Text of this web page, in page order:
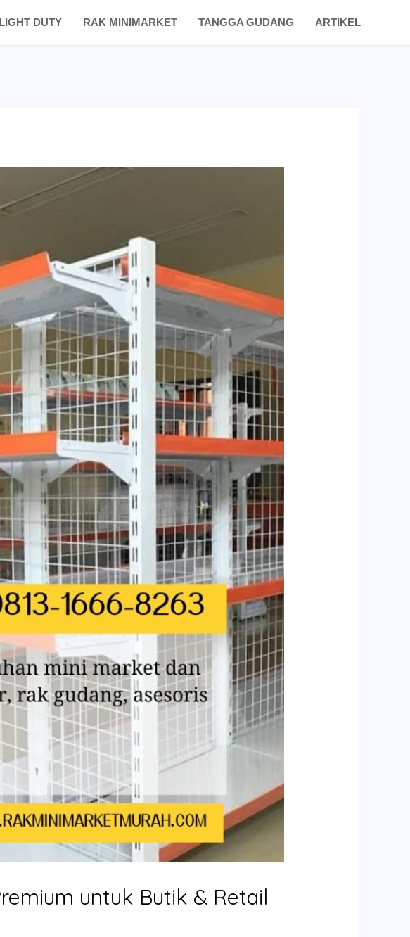
DUTY RAK MINIMARKET TANGGA GUDANG ARTIKEL
untuk Butik & Retail